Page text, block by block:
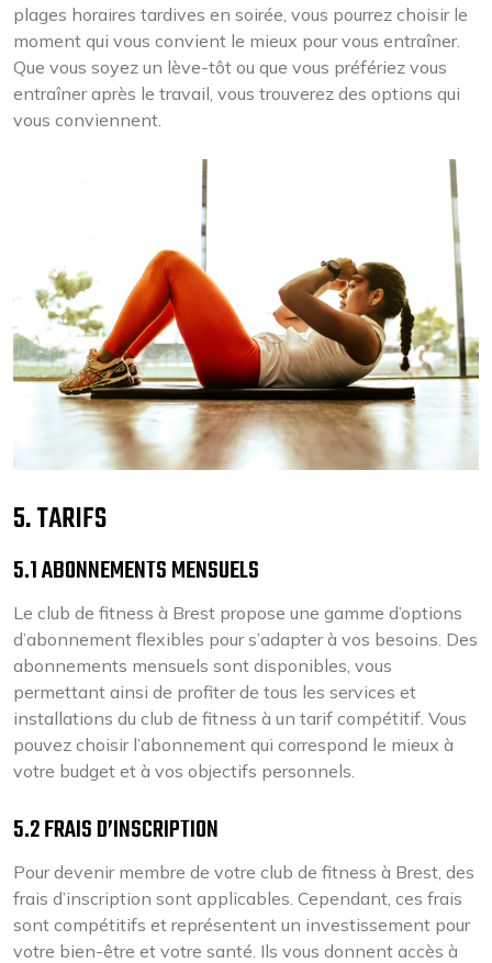
plages horaires tardives en soirée, vous pourrez choisir le
moment qui vous convient le mieux pour vous entraîner.
Que vous soyez un lève-tôt ou que vous préfériez vous
entraîner après le travail, vous trouverez des options qui
vous conviennent.
5. TARIFS
5.1 ABONNEMENTS MENSUELS
Le club de fitness à Brest propose une gamme d’options
d’abonnement flexibles pour s’adapter à vos besoins. Des
abonnements mensuels sont disponibles, vous
permettant ainsi de profiter de tous les services et
installations du club de fitness à un tarif compétitif. Vous
pouvez choisir l’abonnement qui correspond le mieux à
votre budget et à vos objectifs personnels.
5.2 FRAIS D’INSCRIPTION
Pour devenir membre de votre club de fitness à Brest, des
frais d’inscription sont applicables. Cependant, ces frais
sont compétitifs et représentent un investissement pour
votre bien-être et votre santé. Ils vous donnent accès à